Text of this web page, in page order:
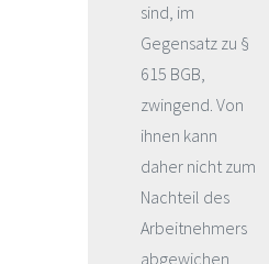
sind, im
Gegensatz zu §
615 BGB,
zwingend. Von
ihnen kann
daher nicht zum
Nachteil des
Arbeitnehmers
abgewichen